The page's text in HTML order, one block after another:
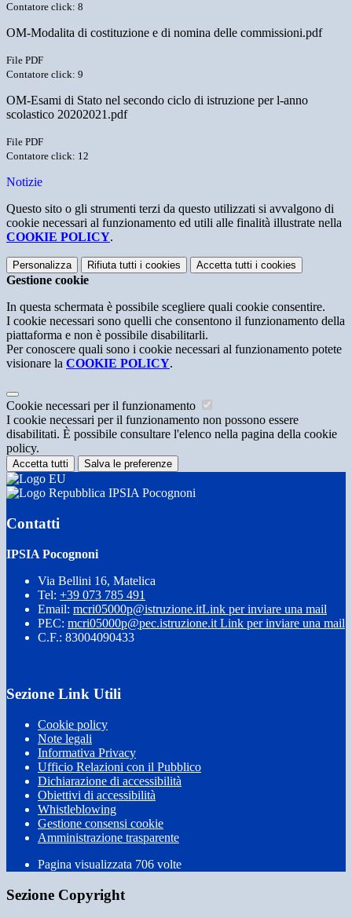
Contatore click: 8
OM-Modalita di costituzione e di nomina delle commissioni.pdf
File PDF
Contatore click: 9
OM-Esami di Stato nel secondo ciclo di istruzione per l-anno
scolastico 20202021.pdf
File PDF
Contatore click: 12
Notizie
Questo sito o gli strumenti terzi da questo utilizzati si avvalgono di
cookie necessari al funzionamento ed utili alle finalità illustrate nella
COOKIE POLICY.
Personalizza Rifiuta tutti i cookies Accetta tutti i cookies
Gestione cookie
In questa schermata è possibile scegliere quali cookie consentire.
I cookie necessari sono quelli che consentono il funzionamento della
piattaforma e non è possibile disabilitarli.
Per conoscere quali sono i cookie necessari al funzionamento potete
visionare la COOKIE POLICY.
Cookie necessari per il funzionamento
I cookie necessari per il funzionamento non possono essere
disabilitati. È possibile consultare l'elenco nella pagina della cookie
policy.
Accetta tutti Salva le preferenze
IPSIA Pocognoni
Contatti
IPSIA Pocognoni
Via Bellini 16, Matelica
Tel: +39 073 785 491
Email: mcri05000p@istruzione.itLink per inviare una mail
PEC: mcri05000p@pec.istruzione.it Link per inviare una mail
C.F.: 83004090433
Sezione Link Utili
Cookie policy
Note legali
Informativa Privacy
Ufficio Relazioni con il Pubblico
Dichiarazione di accessibilità
Obiettivi di accessibilità
Whistleblowing
Gestione consensi cookie
Amministrazione trasparente
Pagina visualizzata 706 volte
Sezione Copyright